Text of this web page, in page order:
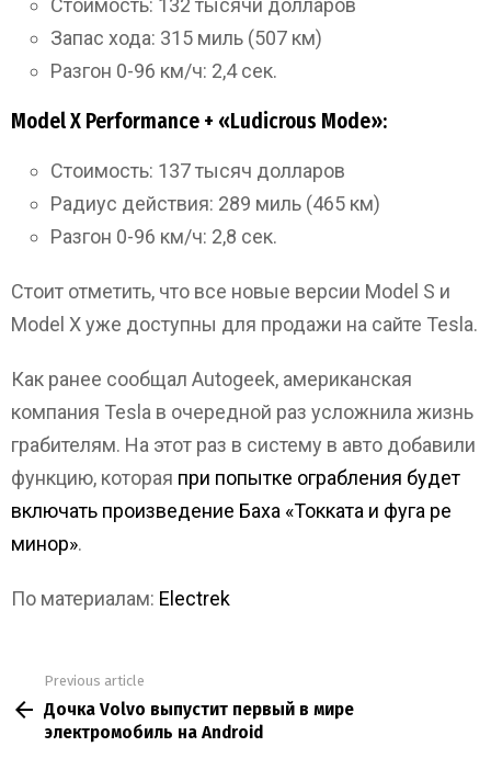
Стоимость: 132 тысячи долларов
Запас хода: 315 миль (507 км)
Разгон 0-96 км/ч: 2,4 сек.
Model X Performance + «Ludicrous Mode»:
Стоимость: 137 тысяч долларов
Радиус действия: 289 миль (465 км)
Разгон 0-96 км/ч: 2,8 сек.
Стоит отметить, что все новые версии Model S и
Model X уже доступны для продажи на сайте Tesla.
Как ранее сообщал Autogeek, американская
компания Tesla в очередной раз усложнила жизнь
грабителям. На этот раз в систему в авто добавили
функцию, которая при попытке ограбления будет
включать произведение Баха «Токката и фуга ре
минор».
По материалам: Electrek
more
Previous article
Дочка Volvo выпустит первый в мире
электромобиль на Android